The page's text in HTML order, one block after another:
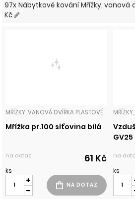
97x Nábytkové kování Mřížky, vanová
Kč
MŘÍŽKY, VANOVÁ DVÍŘKA PLASTOVÉ MŘÍŽKY
Mřížka pr.100 síťovina bílá
na dotaz 61 Kč
ks
GV25
na
ks